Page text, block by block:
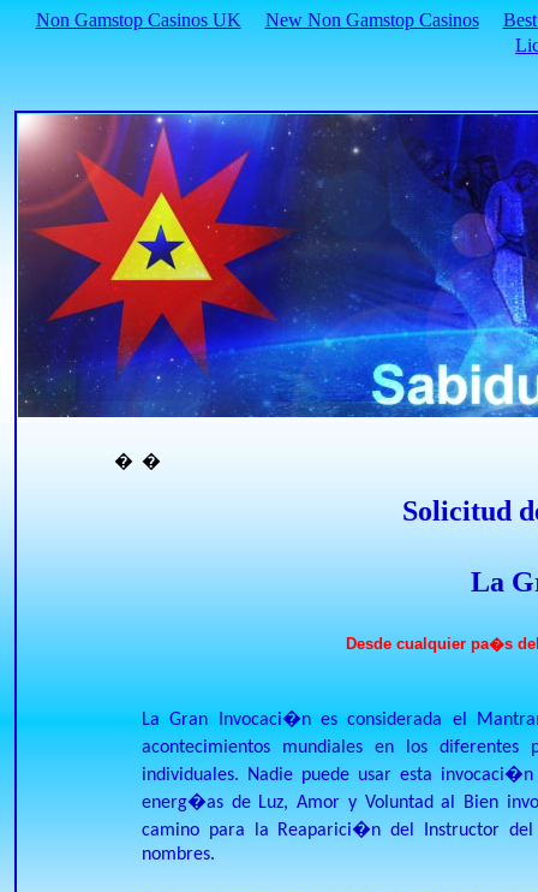
Non Gamstop Casinos UK New Non Gamstop Casinos
� �
Solicitud
La
Desde cualquier pa�s
La Gran Invocaci�n es considerada el
acontecimientos mundiales en los
individuales. Nadie puede usar esta
energ�as de Luz, Amor y Voluntad al Bien
camino para la Reaparici�n del Instructor
nombres.